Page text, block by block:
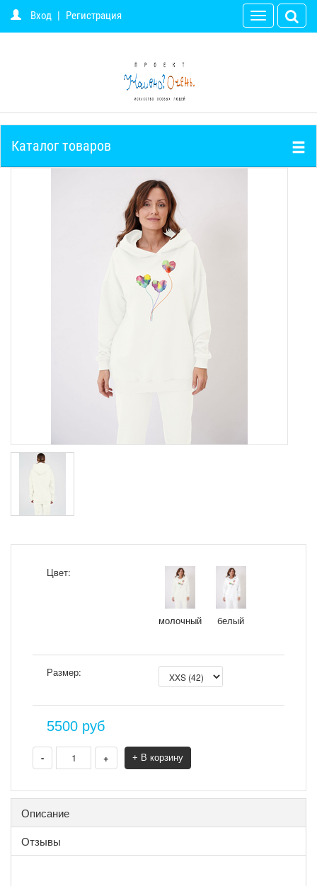
Вход | Регистрация
Toggle
navigation
Каталог товаров
Цвет:
молочный белый
Размер:
5500 руб
- + + В корзину
Описание
Отзывы